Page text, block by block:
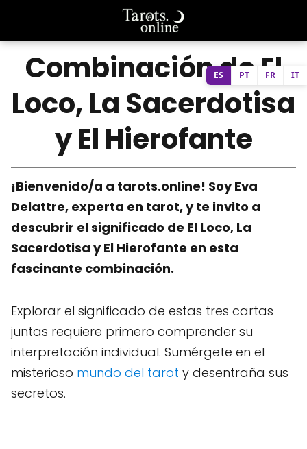
Combinación de El
Loco, La Sacerdotisa
y El Hierofante
¡Bienvenido/a a tarots.online! Soy Eva
Delattre, experta en tarot, y te invito a
descubrir el significado de El Loco, La
Sacerdotisa y El Hierofante en esta
fascinante combinación.
Explorar el significado de estas tres cartas
juntas requiere primero comprender su
interpretación individual. Sumérgete en el
misterioso mundo del tarot y desentraña sus
secretos.
ES PT FR IT